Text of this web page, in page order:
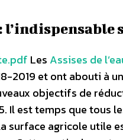
l’indispensable
Les Assises de
2019 et ont abouti à
objectifs de
Il est temps que tous
surface agricole utile